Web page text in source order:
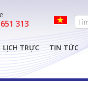
313
LỊCH TRỰC TIN TỨC